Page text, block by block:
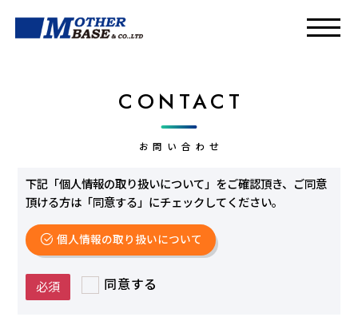
CONTACT
お問い合わせ
下記「個人情報の取り扱いについて」をご確認頂き、ご同意
頂ける方は「同意する」にチェックしてください。
個人情報の取り扱いについて
必須 同意する